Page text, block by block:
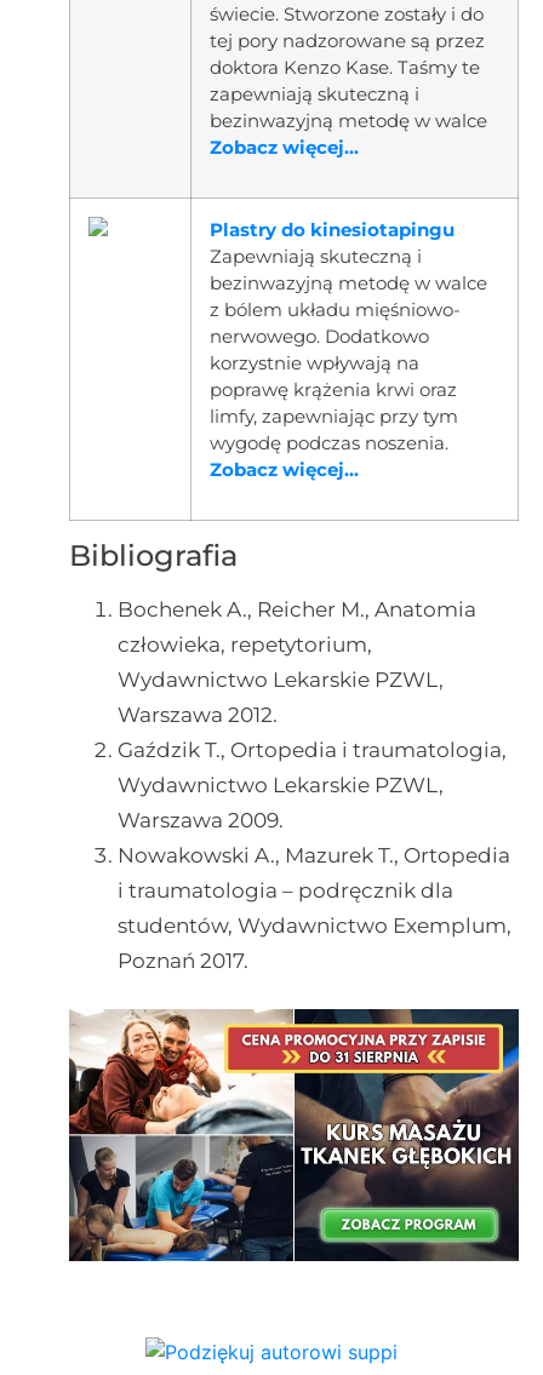
świecie. Stworzone zostały i do
tej pory nadzorowane są przez
doktora Kenzo Kase. Taśmy te
zapewniają skuteczną i
bezinwazyjną metodę w walce
Zobacz więcej...
Plastry do kinesiotapingu
Zapewniają skuteczną i
bezinwazyjną metodę w walce
z bólem układu mięśniowo-
nerwowego. Dodatkowo
korzystnie wpływają na
poprawę krążenia krwi oraz
limfy, zapewniając przy tym
wygodę podczas noszenia.
Zobacz więcej...
Bibliografia
Bochenek A., Reicher M., Anatomia
człowieka, repetytorium,
Wydawnictwo Lekarskie PZWL,
Warszawa 2012.
Gaździk T., Ortopedia i traumatologia,
Wydawnictwo Lekarskie PZWL,
Warszawa 2009.
Nowakowski A., Mazurek T., Ortopedia
i traumatologia – podręcznik dla
studentów, Wydawnictwo Exemplum,
Poznań 2017.